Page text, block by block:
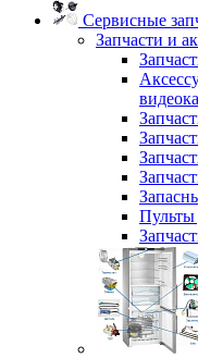
Сервисные
Запчасти и
Пульты